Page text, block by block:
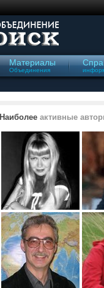
Материалы
Объединения
Наиболее активные